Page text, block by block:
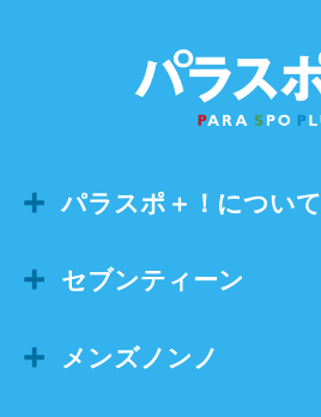
パラスポ＋！について
セブンティーン
メンズノンノ